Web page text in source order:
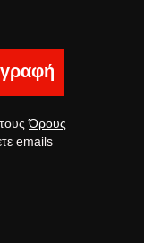
Όρους
emails